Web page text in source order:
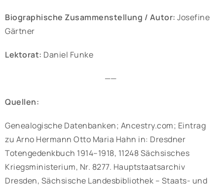
Biographische Zusammenstellung / Autor: Josefine
Gärtner
Lektorat: Daniel Funke
——
Quellen:
Genealogische Datenbanken; Ancestry.com; Eintrag
zu Arno Hermann Otto Maria Hahn in: Dresdner
Totengedenkbuch 1914–1918, 11248 Sächsisches
Kriegsministerium, Nr. 8277. Hauptstaatsarchiv
Dresden, Sächsische Landesbibliothek – Staats- und